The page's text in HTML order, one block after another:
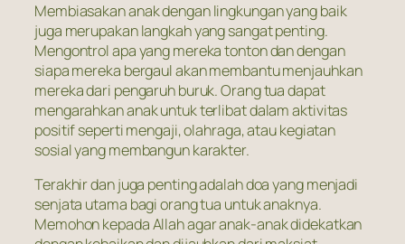
Membiasakan anak dengan lingkungan yang baik
juga merupakan langkah yang sangat penting.
Mengontrol apa yang mereka tonton dan dengan
siapa mereka bergaul akan membantu menjauhkan
mereka dari pengaruh buruk. Orang tua dapat
mengarahkan anak untuk terlibat dalam aktivitas
positif seperti mengaji, olahraga, atau kegiatan
sosial yang membangun karakter.
Terakhir dan juga penting adalah doa yang menjadi
senjata utama bagi orang tua untuk anaknya.
Memohon kepada Allah agar anak-anak didekatkan